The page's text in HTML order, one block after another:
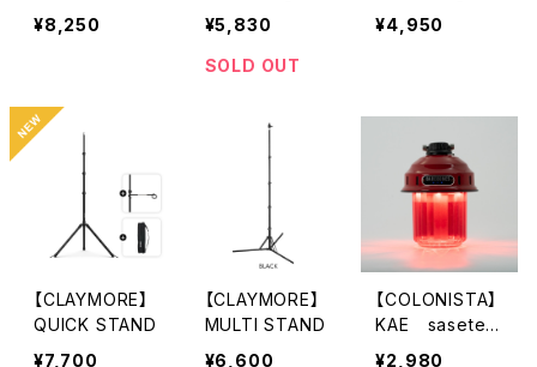
ンガー
¥8,250
ouse micro Ch
arge
¥5,830
SOLD OUT
ouse micro fla
¥4,950
【CLAYMORE】
QUICK STAND
¥7,700
【CLAYMORE】
MULTI STAND
¥6,600
【COLONISTA】
KAE sasetek
udasai BONE
¥2,980